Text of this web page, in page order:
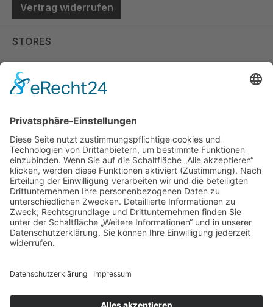
Vertrag widerrufen
STORES
Store Viernheim
Store Berlin
Handelspartner Köln
SICHERE BEZAHLUNG
ZUVERLÄSSIGER VERSAND